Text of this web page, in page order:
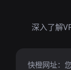
深入了解
快橙网址：